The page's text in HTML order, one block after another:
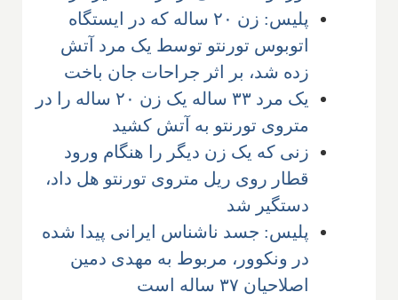
پلیس: زن ۲۰ ساله که در ایستگاه
اتوبوس تورنتو توسط یک مرد آتش
زده شد، بر اثر جراحات جان باخت
یک مرد ۳۳ ساله یک زن ۲۰ ساله را در
متروی تورنتو به آتش کشید
زنی که یک زن دیگر را هنگام ورود
قطار روی ریل متروی تورنتو هل داد،
دستگیر شد
پلیس: جسد ناشناس ایرانی پیدا شده
در ونکوور، مربوط به مهدی دمین
اصلاحیان ۳۷ ساله است